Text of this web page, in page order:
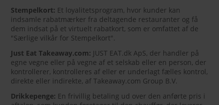
Stempelkort: Et loyalitetsprogram, hvor kunder kan
indsamle rabatmærker fra deltagende restauranter og få
dem indsat på et virtuelt rabatkort, som er omfattet af de
"Særlige vilkår for Stempelkort".
Just Eat Takeaway.com: JUST EAT.dk ApS, der handler på
egne vegne eller på vegne af et selskab eller en person, der
kontrollerer, kontrolleres af eller er underlagt fælles kontrol,
direkte eller indirekte, af Takeaway.com Group B.V.
Drikkepenge: En frivillig betaling ud over den anførte pris i